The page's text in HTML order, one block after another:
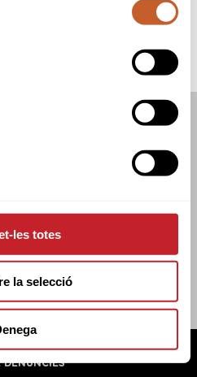
les totes
la selecció
32, 8ÈNA PLANTA. 08006 BCN
POLÍTICA DE PRIVADESA
DENÚNCIES